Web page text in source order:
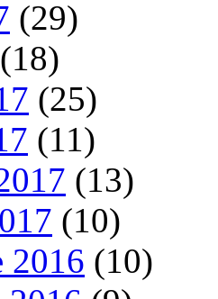
(29)
(18)
(25)
(11)
(13)
(10)
2016 (10)